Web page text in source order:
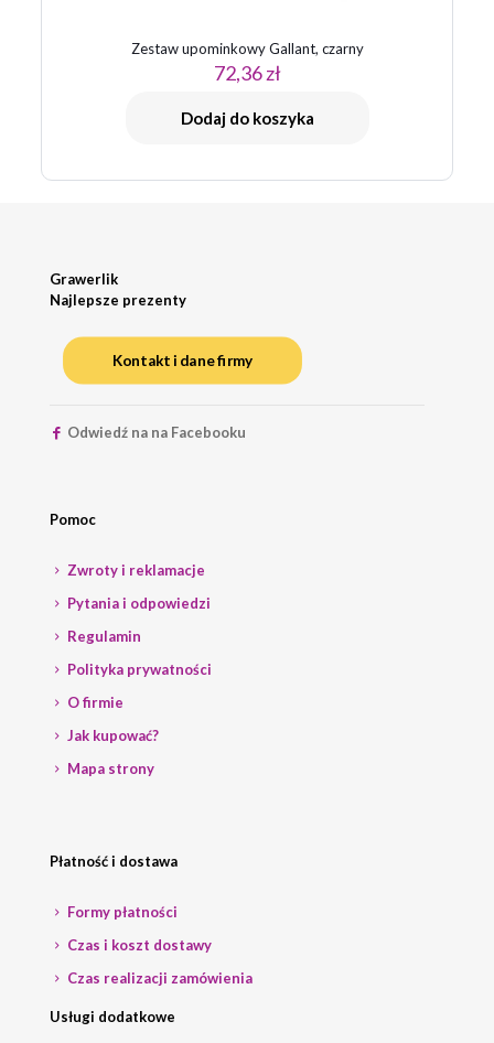
Zestaw upominkowy Gallant, czarny
72,36zł
Dodaj do koszyka
Grawerlik
Najlepsze prezenty
Kontakt i dane firmy
Odwiedź na na Facebooku
Pomoc
Zwroty i reklamacje
Pytania i odpowiedzi
Regulamin
Polityka prywatności
O firmie
Jak kupować?
Mapa strony
Płatność i dostawa
Formy płatności
Czas i koszt dostawy
Czas realizacji zamówienia
Usługi dodatkowe